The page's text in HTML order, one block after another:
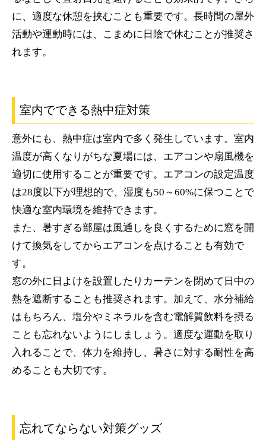
に、適度な休憩を挟むことも重要です。長時間の屋外
活動や運動時には、こまめに日陰で休むことが推奨さ
れます。
室内でできる熱中症対策
意外にも、熱中症は室内で多く発生しています。室内
温度が高くなりがちな夏場には、エアコンや扇風機を
適切に使用することが重要です。エアコンの設定温度
は28度以下が理想的で、湿度も50～60%に保つことで
快適な室内環境を維持できます。
また、暑すぎる部屋は風通しを良くするために窓を開
けて換気をしてからエアコンを点けることも有効で
す。
窓の外に日よけを設置したりカーテンを閉めて日中の
熱を遮断することも推奨されます。加えて、水分補給
はもちろん、塩分やミネラルを含む電解質飲料を摂る
ことも忘れないようにしましょう。適度な運動を取り
入れることで、体力を維持し、暑さに対する耐性を高
めることも大切です。
忘れてならない対策グッズ